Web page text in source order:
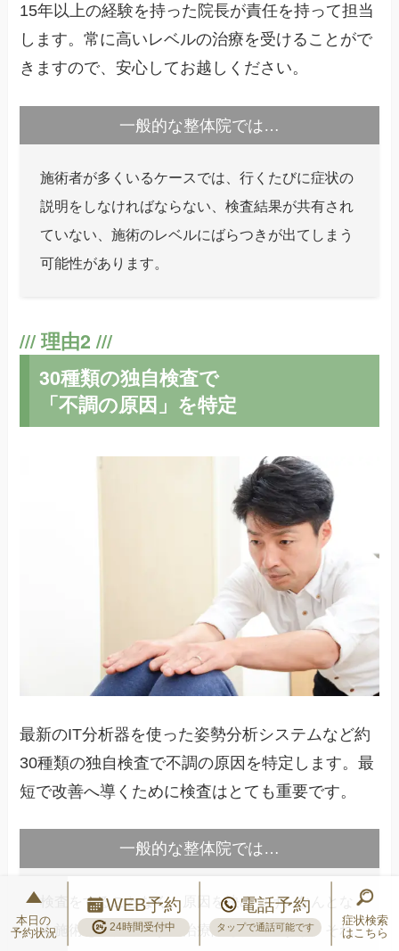
15年以上の経験を持った院長が責任を持って担当
します。常に高いレベルの治療を受けることがで
きますので、安心してお越しください。
一般的な整体院では…
施術者が多くいるケースでは、行くたびに症状の
説明をしなければならない、検査結果が共有され
ていない、施術のレベルにばらつきが出てしまう
可能性があります。
30種類の独自検査で
「不調の原因」を特定
最新のIT分析器を使った姿勢分析システムなど約
30種類の独自検査で不調の原因を特定します。最
短で改善へ導くために検査はとても重要です。
一般的な整体院では…
検査をすることなく、原因を決めつけ、なんとな
く施術をスタートする治療院も多いですが、それ
本日の
予約状況
WEB予約
24時間受付中
電話予約
タップで通話可能です
症状検索
はこちら